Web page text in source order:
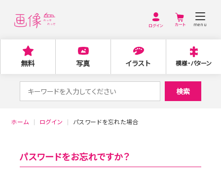
ログイン menu
無料 写真 イラスト 模様・パターン
索
検索
ホーム ログイン パスワードを忘れた場合
パスワードをお忘れですか？